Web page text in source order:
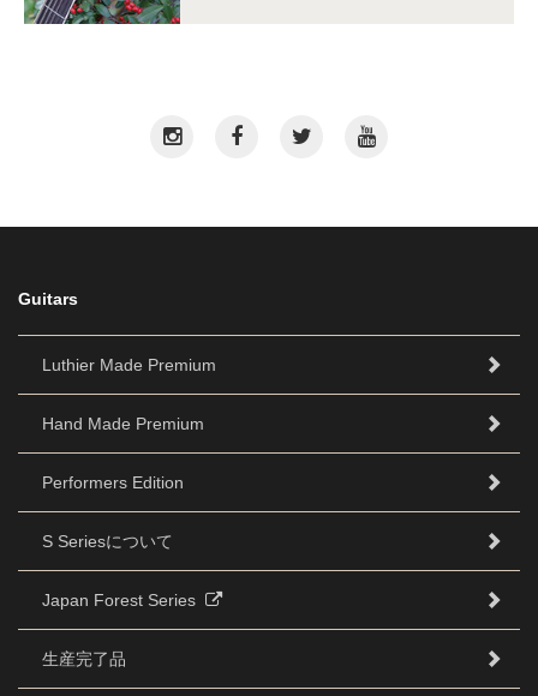
Guitars
Luthier Made Premium
Hand Made Premium
Performers Edition
S Seriesについて
Japan Forest Series
生産完了品